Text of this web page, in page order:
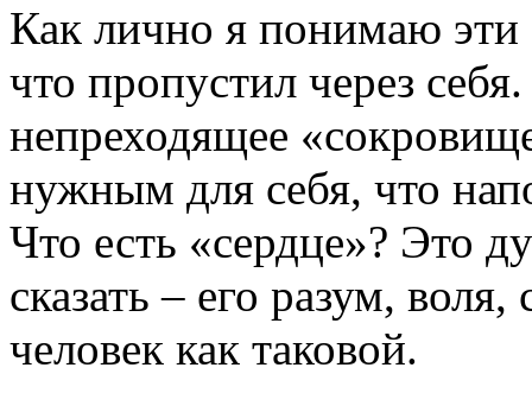
Как лично я понимаю эти
что пропустил через
непреходящее
нужным для себя, что
Что есть «сердце»? Это
сказать – его разум,
человек как таковой.